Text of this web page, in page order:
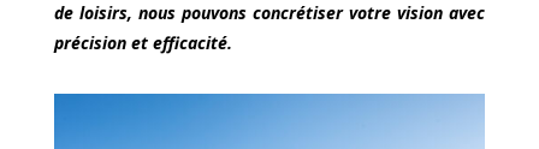
de loisirs, nous pouvons concrétiser votre vision avec
précision et efficacité.